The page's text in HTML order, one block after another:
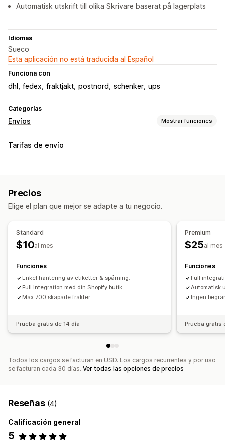
Automatisk utskrift till olika Skrivare baserat på lagerplats
Idiomas
Sueco
Esta aplicación no está traducida al Español
Funciona con
dhl fedex fraktjakt postnord schenker ups
Categorías
Envíos Mostrar funciones
Etiquetas y embalaje
Gestión de envíos
Sincronización de pedidos
Tarifas de envío
Precios
Elige el plan que mejor se adapte a tu negocio.
Standard
$10al mes
Funciones
Enkel hantering av etiketter & spårning.
Full integration med din Shopify butik.
Max 700 skapade frakter
Prueba gratis de 14 día
Premium
$25al mes
Funciones
Full
Automatisk
Ingen
Prueba gratis
Todos los cargos se facturan en USD. Los cargos recurrentes y por uso
se facturan cada 30 días. Ver todas las opciones de precios
Reseñas (4)
Calificación general
5